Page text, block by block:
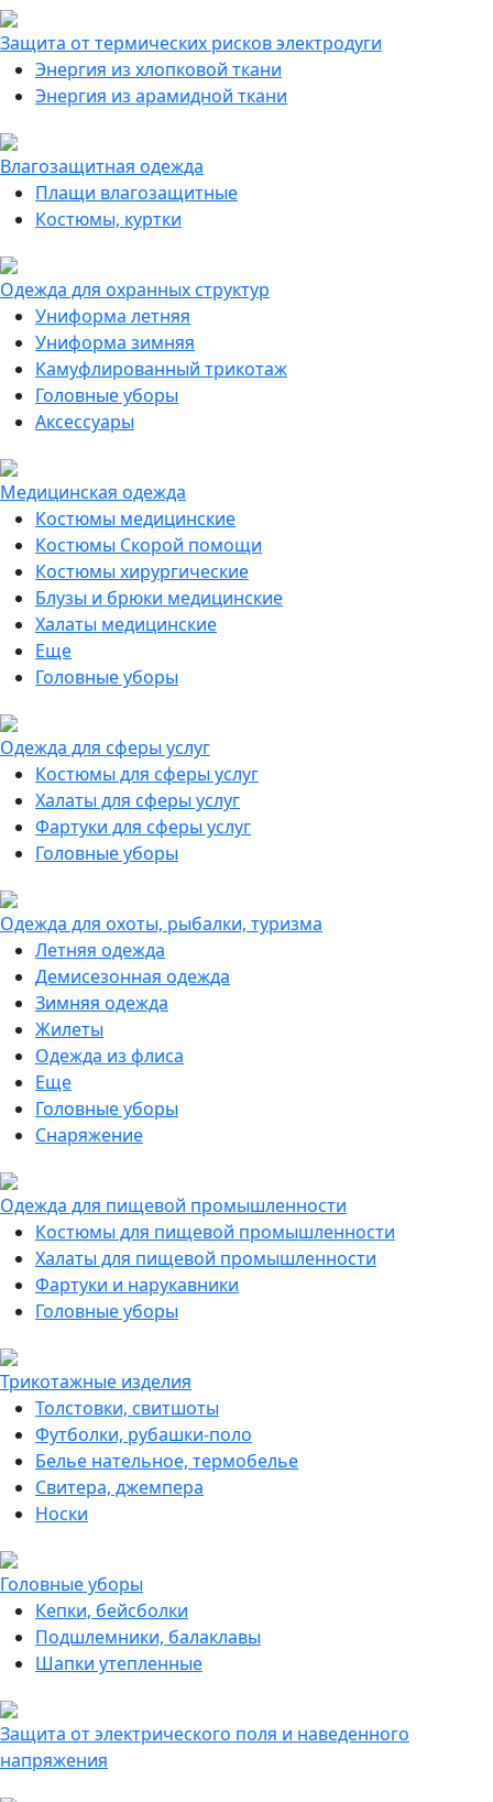
Защита от термических рисков электродуги
Энергия из хлопковой ткани
Энергия из арамидной ткани
Влагозащитная одежда
Плащи влагозащитные
Костюмы, куртки
Одежда для охранных структур
Униформа летняя
Униформа зимняя
Камуфлированный трикотаж
Головные уборы
Аксессуары
Медицинская одежда
Костюмы медицинские
Костюмы Скорой помощи
Костюмы хирургические
Блузы и брюки медицинские
Халаты медицинские
Еще
Головные уборы
Одежда для сферы услуг
Костюмы для сферы услуг
Халаты для сферы услуг
Фартуки для сферы услуг
Головные уборы
Одежда для охоты, рыбалки, туризма
Летняя одежда
Демисезонная одежда
Зимняя одежда
Жилеты
Одежда из флиса
Еще
Головные уборы
Снаряжение
Одежда для пищевой промышленности
Костюмы для пищевой промышленности
Халаты для пищевой промышленности
Фартуки и нарукавники
Головные уборы
Трикотажные изделия
Толстовки, свитшоты
Футболки, рубашки-поло
Белье нательное, термобелье
Свитера, джемпера
Носки
Головные уборы
Кепки, бейсболки
Подшлемники, балаклавы
Шапки утепленные
Защита от электрического поля и наведенного
напряжения